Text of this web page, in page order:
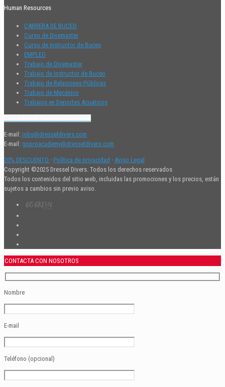
Human Resources
CARRERA DE BUCEO
Curso de Divemaster
Curso de Instructor de Buceo
EMPLEO
Trabajo de Divemaster
Trabajo de Instructor de Buceo
Trabajo de Relaciones Públicas
Trabajo de Mecánico
Trabajos en Deportes Acuaticos
E-mail: jobs@dresseldivers.com
E-mail: goproacademy@dresseldivers.com
20% DESCUENTO · Política de privacidad · Aviso Legal
Copyright ©2025 Dressel Divers. Todos los derechos reservados
Todos los contenidos del sitio web, incluidas las promociones y los precios, están
sujetos a cambios sin previo aviso.
CONTACTA CON NOSOTROS
Nombre
E-mail
Teléfono (opcional)